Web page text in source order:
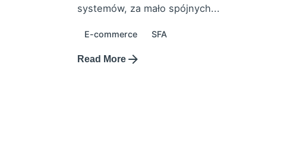
systemów, za mało spójnych...
E-commerce SFA
Read More